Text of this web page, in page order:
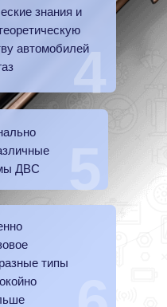
4
знания и
автомобилей
ДВС
типы